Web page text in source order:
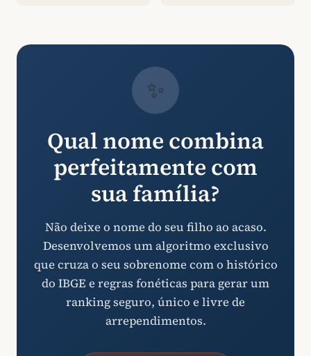
✨
Qual nome combina
perfeitamente com
sua família?
Não deixe o nome do seu filho ao acaso.
Desenvolvemos um algoritmo exclusivo
que cruza o seu sobrenome com o histórico
do IBGE e regras fonéticas para gerar um
ranking seguro, único e livre de
arrependimentos.